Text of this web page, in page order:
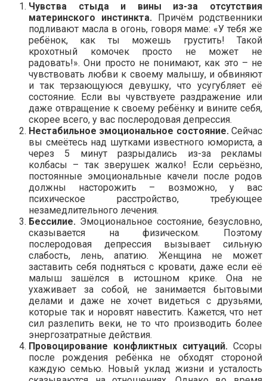
Чувства стыда и вины из-за отсутствия
материнского инстинкта. Причём родственники
подливают масла в огонь, говоря маме: «У тебя же
ребёнок, как ты можешь грустить! Такой
крохотный комочек просто не может не
радовать!». Они просто не понимают, как это – не
чувствовать любви к своему малышу, и обвиняют
и так терзающуюся девушку, что усугубляет её
состояние. Если вы чувствуете раздражение или
даже отвращение к своему ребёнку и вините себя,
скорее всего, у вас послеродовая депрессия.
Нестабильное эмоциональное состояние.Сейчас
вы смеётесь над шутками известного юмориста, а
через 5 минут разрыдались из-за рекламы
колбасы – так зверушек жалко! Если серьёзно,
постоянные эмоциональные качели после родов
должны насторожить – возможно, у вас
психическое расстройство, требующее
незамедлительного лечения.
Бессилие. Эмоциональное состояние, безусловно,
сказывается на физическом. Поэтому
послеродовая депрессия вызывает сильную
слабость, лень, апатию. Женщина не может
заставить себя подняться с кровати, даже если её
малыш зашёлся в истошном крике. Она не
ухаживает за собой, не занимается бытовыми
делами и даже не хочет видеться с друзьями,
которые так и норовят навестить. Кажется, что нет
сил разлепить веки, не то что производить более
энергозатратные действия.
Провоцирование конфликтных ситуаций. Ссоры
после рождения ребёнка не обходят стороной
каждую семью. Новый уклад жизни и усталость